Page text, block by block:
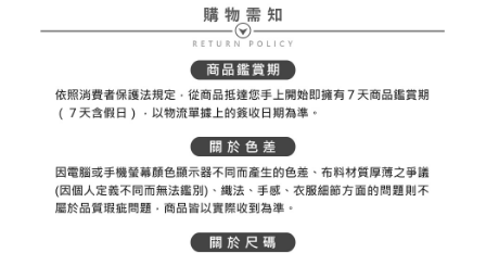
時審查核予不同之上限額度；若仍有額度不足之情形，本公司將視審查結果
５．嚴禁一人註冊多個帳號或使用他人資訊註冊。若發現惡意使用之情形，
恩沛科技股份有限公司將有權停止該用戶之使用額度並採取法律行動。